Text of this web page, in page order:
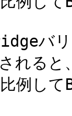
バ
れる